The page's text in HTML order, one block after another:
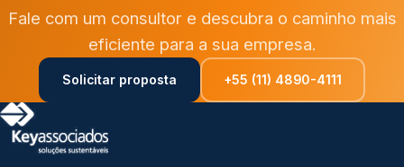
Fale com um consultor e descubra o caminho mais
eficiente para a sua empresa.
Solicitar proposta +55 (11) 4890-4111